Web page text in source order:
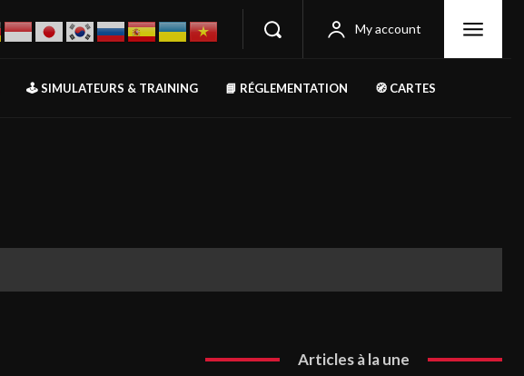
My account
🕹️ SIMULATEURS & TRAINING 📘 RÉGLEMENTATION 🧭 CARTES
Articles à la une